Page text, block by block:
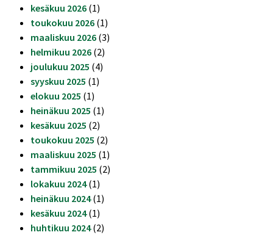
kesäkuu 2026 (1)
toukokuu 2026 (1)
maaliskuu 2026 (3)
helmikuu 2026 (2)
joulukuu 2025 (4)
syyskuu 2025 (1)
elokuu 2025 (1)
heinäkuu 2025 (1)
kesäkuu 2025 (2)
toukokuu 2025 (2)
maaliskuu 2025 (1)
tammikuu 2025 (2)
lokakuu 2024(1)
heinäkuu 2024(1)
kesäkuu 2024(1)
huhtikuu 2024(2)